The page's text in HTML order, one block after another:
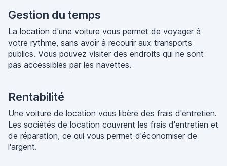
Gestion du temps
La location d'une voiture vous permet de voyager à
votre rythme, sans avoir à recourir aux transports
publics. Vous pouvez visiter des endroits qui ne sont
pas accessibles par les navettes.
Rentabilité
Une voiture de location vous libère des frais d'entretien.
Les sociétés de location couvrent les frais d'entretien et
de réparation, ce qui vous permet d'économiser de
l'argent.